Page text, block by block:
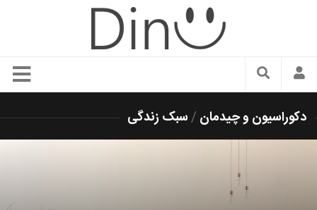
سبک زندگی
شیک پوشی
دکوراسیون و چیدمان /سبک زندگی